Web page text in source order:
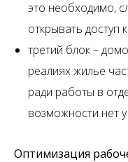
это необходимо,
открывать доступ
третий блок –
реалиях жилье
ради работы в
возможности нет
Оптимизация